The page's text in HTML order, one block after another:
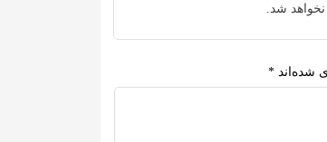
شد.
شده‌اند *